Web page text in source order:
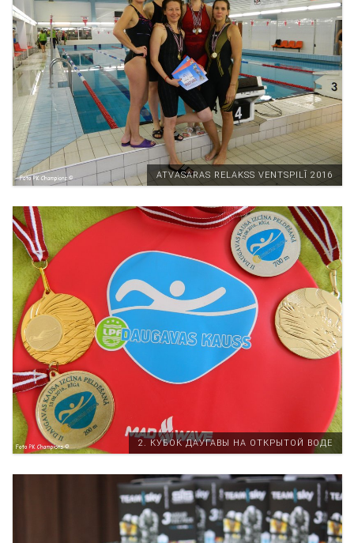
ATVASARAS RELAKSS VENTSPILĪ 2016
2. КУБОК ДАУГАВЫ НА ОТКРЫТОЙ ВОДЕ